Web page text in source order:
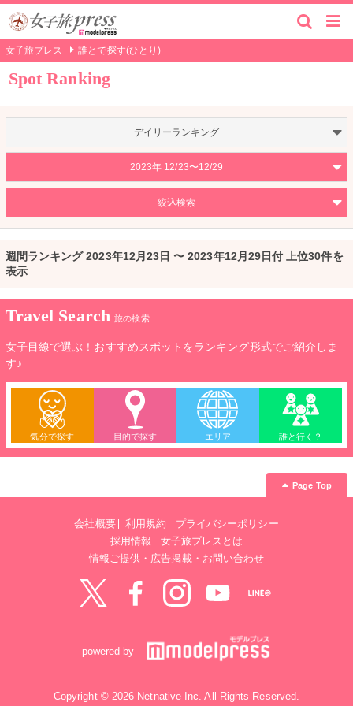
女子旅プレス 誰とで探す(ひとり)
Spot Ranking
デイリーランキング
2023年 12/23〜12/29
絞込検索
週間ランキング 2023年12月23日 〜 2023年12月29日付 上位30件を
表示
Travel Search 旅の検索
女子目線で選ぶ！おすすめスポットをランキング形式でご紹介しま
す♪
気分で探す 目的で探す エリア 誰と行く？
Page Top
会社概要 利用規約
プライバシーポリシー
採用情報
女子旅プレスとは
情報ご提供・広告掲載・お問い合わせ
powered by
Copyright © 2026 Netnative Inc. All Rights Reserved.